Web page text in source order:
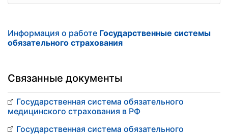
Информация о работе Государственные системы
обязательного страхования
Связанные документы
Государственная система обязательного
медицинского страхования в РФ
Государственная система обязательного